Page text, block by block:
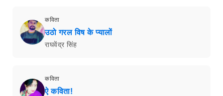
कविता
उठो गरल विष के प्यालों
राघवेंद्र सिंह
कविता
ऐ कविता!